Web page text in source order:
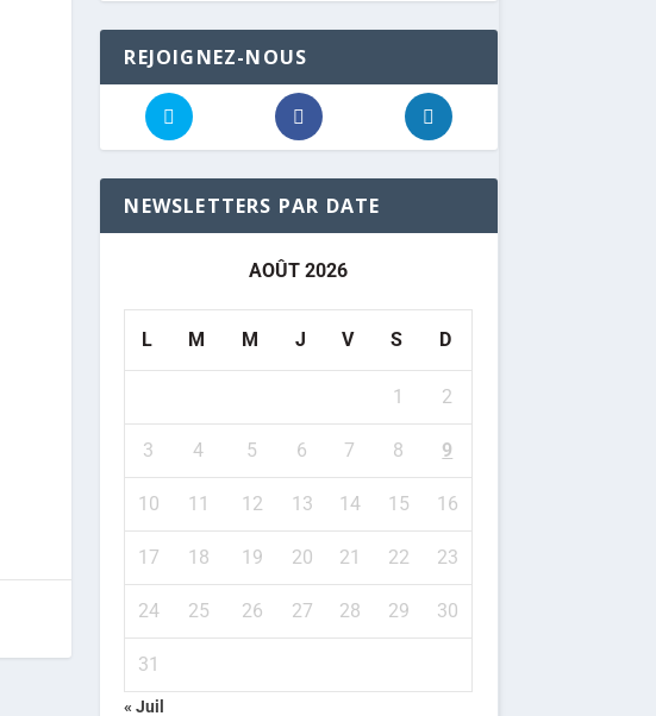
REJOIGNEZ-NOUS
NEWSLETTERS PAR DATE
AOÛT 2026
L M M J V S D
1 2
3 4 5 6 7 8 9
10 11 12 13 14 15 16
17 18 19 20 21 22 23
24 25 26 27 28 29 30
31
« Juil